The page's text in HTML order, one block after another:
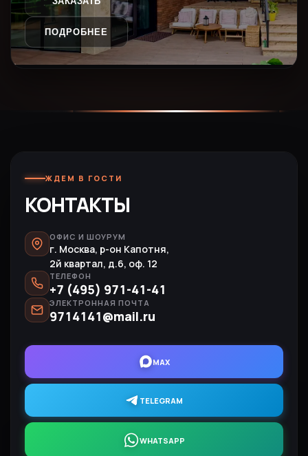
ПОДРОБНЕЕ
ЖДЕМ В ГОСТИ
КОНТАКТЫ
ОФИС И ШОУРУМ
г. Москва, р-он Капотня,
2й квартал, д.6, оф. 12
ТЕЛЕФОН
+7 (495) 971-41-41
ЭЛЕКТРОННАЯ ПОЧТА
9714141@mail.ru
MAX
TELEGRAM
WHATSAPP